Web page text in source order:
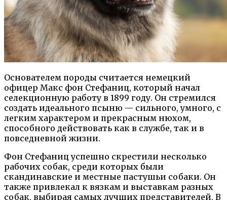
Основателем породы считается немецкий
офицер Макс фон Стефаниц, который начал
селекционную работу в 1899 году. Он стремился
создать идеального псыню — сильного, умного, с
легким характером и прекрасным нюхом,
способного действовать как в службе, так и в
повседневной жизни.
Фон Стефаниц успешно скрестили несколько
рабочих собак, среди которых были
скандинавские и местные пастушьи собаки. Он
также привлекал к вязкам и выставкам разных
собак, выбирая самых лучших представителей. В